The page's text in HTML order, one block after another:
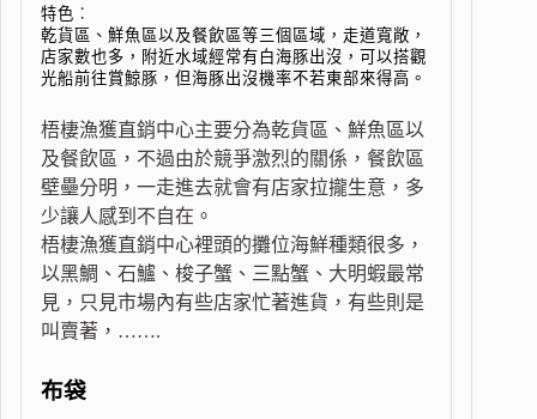
特色︰
乾貨區、鮮魚區以及餐飲區等三個區域，走道寬敞，
店家數也多，附近水域經常有白海豚出沒，可以搭觀
光船前往賞鯨豚，但海豚出沒機率不若東部來得高。
梧棲漁獲直銷中心主要分為乾貨區、鮮魚區以
及餐飲區，不過由於競爭激烈的關係，餐飲區
壁壘分明，一走進去就會有店家拉攏生意，多
少讓人感到不自在。
梧棲漁獲直銷中心裡頭的攤位海鮮種類很多，
以黑鯛、石鱸、梭子蟹、三點蟹、大明蝦最常
見，只見市場內有些店家忙著進貨，有些則是
叫賣著，…….
布袋